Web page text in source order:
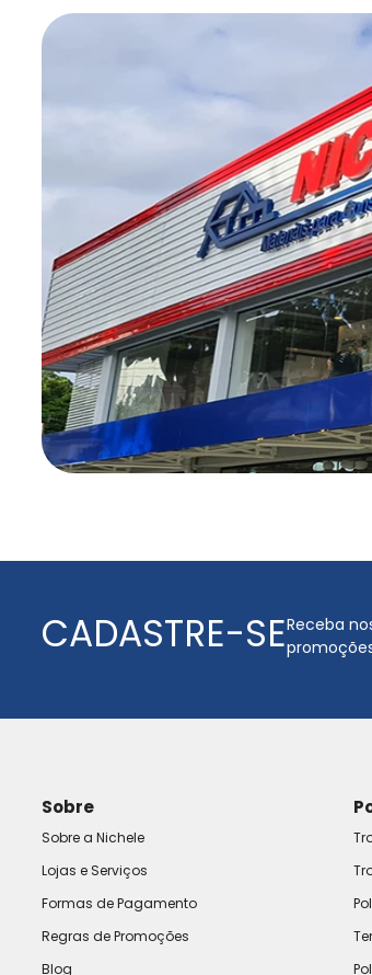
CADASTRE-SEReceba
Sobre
Sobre a Nichele
Lojas e Serviços
Formas de Pagamento
Regras de Promoções
Blog